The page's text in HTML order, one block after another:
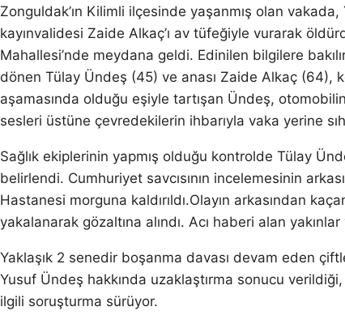
Zonguldak’ın Kilimli ilçesinde yaşanmış olan
kayınvalidesi Zaide Alkaç’ı av tüfeğiyle vurarak
Mahallesi’nde meydana geldi. Edinilen bilgilere
dönen Tülay Ündeş (45) ve anası Zaide Alkaç (64),
aşamasında olduğu eşiyle tartışan Ündeş,
sesleri üstüne çevredekilerin ihbarıyla vaka yerine
Sağlık ekiplerinin yapmış olduğu kontrolde Tülay
belirlendi. Cumhuriyet savcısının incelemesinin
Hastanesi morguna kaldırıldı.Olayın arkasından
yakalanarak gözaltına alındı. Acı haberi alan
Yaklaşık 2 senedir boşanma davası devam eden
Yusuf Ündeş hakkında uzaklaştırma sonucu
ilgili soruşturma sürüyor.